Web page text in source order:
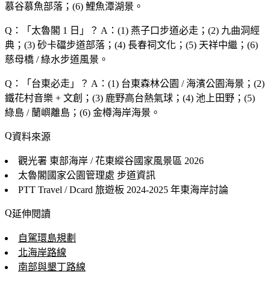
慕谷慕魚部落；(6) 鯉魚潭湖景。
Q：「 太魯閣 1 日 」？ A：(1) 燕子口步道必走；(2) 九曲洞經
典；(3) 砂卡礑步道部落；(4) 長春祠文化；(5) 天祥中繼；(6)
慈母橋 / 綠水步道風景。
Q：「 台東必走 」？ A：(1) 台東森林公園 / 海濱公園海景；(2)
鐵花村音樂 + 文創；(3) 鹿野高台熱氣球；(4) 池上田野；(5)
綠島 / 蘭嶼離島；(6) 金樽海岸海景。
資料來源
觀光署 東部海岸 / 花東縱谷國家風景區 2026
太魯閣國家公園管理處 步道資訊
PTT Travel / Dcard 旅遊板 2024-2025 年東海岸討論
延伸閱讀
自駕環島規劃
北海岸路線
南部與墾丁路線